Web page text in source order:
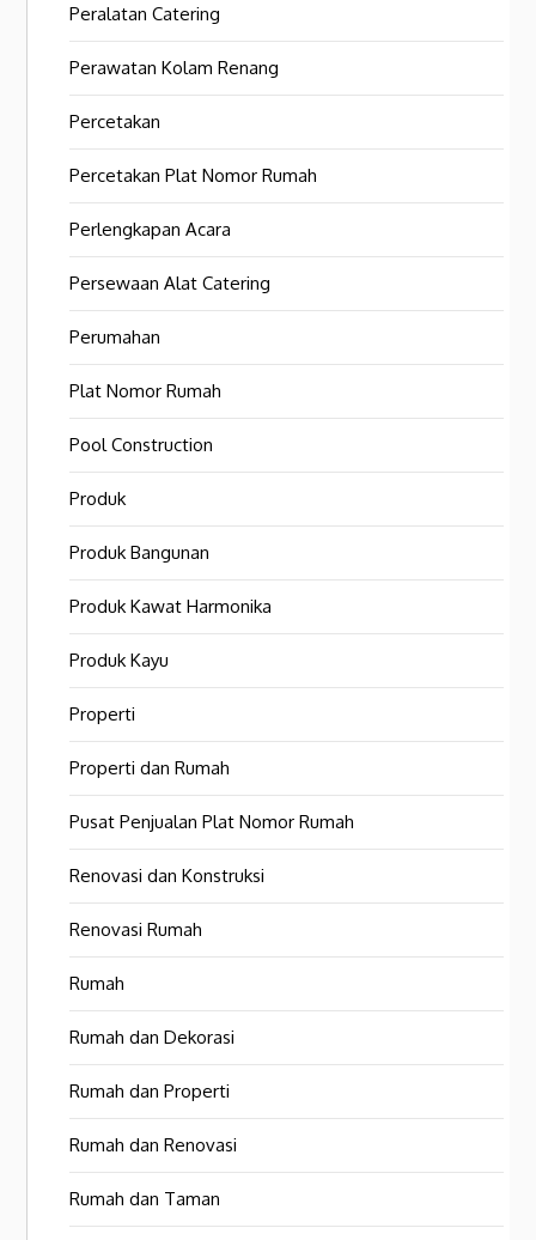
Peralatan Catering
Perawatan Kolam Renang
Percetakan
Percetakan Plat Nomor Rumah
Perlengkapan Acara
Persewaan Alat Catering
Perumahan
Plat Nomor Rumah
Pool Construction
Produk
Produk Bangunan
Produk Kawat Harmonika
Produk Kayu
Properti
Properti dan Rumah
Pusat Penjualan Plat Nomor Rumah
Renovasi dan Konstruksi
Renovasi Rumah
Rumah
Rumah dan Dekorasi
Rumah dan Properti
Rumah dan Renovasi
Rumah dan Taman